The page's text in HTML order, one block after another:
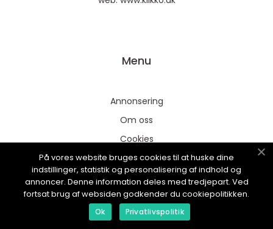
Menu
Annonsering
Om oss
Cookies
Kontakta oss
Sitemap
På vores website bruges cookies til at huske dine
indstillinger, statistik og personalisering af indhold og
annoncer. Denne information deles med tredjepart. Ved
fortsat brug af websiden godkender du cookiepolitikken.
Ok Privatlivspolitik